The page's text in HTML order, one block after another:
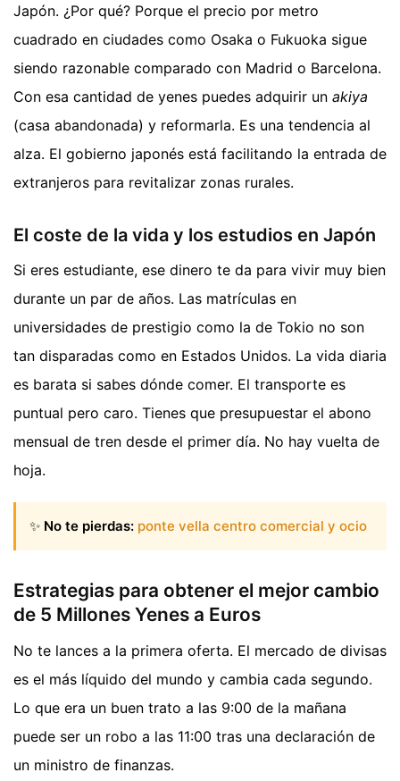
Japón. ¿Por qué? Porque el precio por metro
cuadrado en ciudades como Osaka o Fukuoka sigue
siendo razonable comparado con Madrid o Barcelona.
Con esa cantidad de yenes puedes adquirir un akiya
(casa abandonada) y reformarla. Es una tendencia al
alza. El gobierno japonés está facilitando la entrada de
extranjeros para revitalizar zonas rurales.
El coste de la vida y los estudios en Japón
Si eres estudiante, ese dinero te da para vivir muy bien
durante un par de años. Las matrículas en
universidades de prestigio como la de Tokio no son
tan disparadas como en Estados Unidos. La vida diaria
es barata si sabes dónde comer. El transporte es
puntual pero caro. Tienes que presupuestar el abono
mensual de tren desde el primer día. No hay vuelta de
hoja.
✨ No te pierdas: ponte vella centro comercial y ocio
Estrategias para obtener el mejor cambio
de 5 Millones Yenes a Euros
No te lances a la primera oferta. El mercado de divisas
es el más líquido del mundo y cambia cada segundo.
Lo que era un buen trato a las 9:00 de la mañana
puede ser un robo a las 11:00 tras una declaración de
un ministro de finanzas.